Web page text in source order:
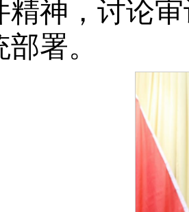
精神，讨论
署。